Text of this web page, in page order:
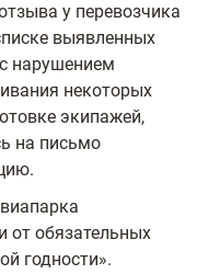
у перевозчика
выявленных
нарушением
некоторых
экипажей,
на письмо
от обязательных
годности».